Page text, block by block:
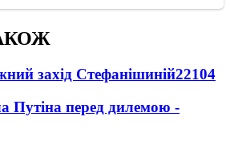
захід Стефанішиній22104
Путіна перед дилемою -